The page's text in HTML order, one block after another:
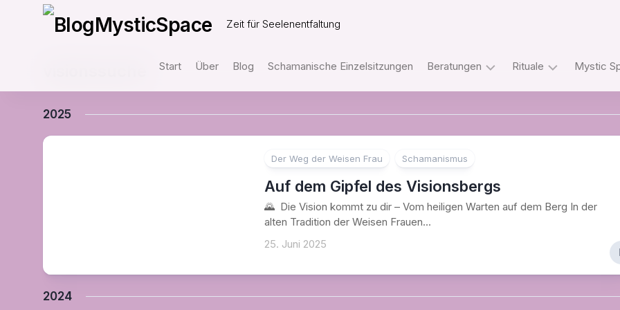
Zeit für Seelenentfaltung
Start Über Blog Schamanische Einzelsitzungen Beratungen
Telefonberatungen
WhatsApp
Beratungen
Rituale
dem
Ritualpakete
Mystic
2025
Der Weg der Weisen Frau Schamanismus
Auf dem Gipfel des Visionsbergs
🌄 Die Vision kommt zu dir – Vom heiligen Warten auf dem Berg In der
alten Tradition der Weisen Frauen...
25. Juni 2025
2024